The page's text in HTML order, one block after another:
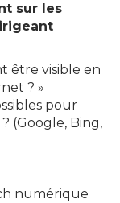
sur les
être visible en
? »
pour
(Google, Bing,
numérique